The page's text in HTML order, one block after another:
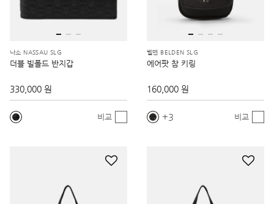
나소 NASSAU SLG
더블 빌폴드 반지갑
330,000 원
비교
벨덴 BELDEN SLG
에어팟 참 키링
160,000 원
3 비교